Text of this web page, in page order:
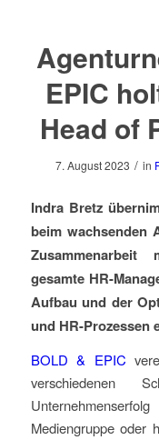
EPIC
Head of
7. August 2023 / in
Indra Bretz
beim wachsenden
gesamte HR-
Aufbau und der
und HR-Prozessen
BOLD & EPIC
verschiedenen
Mediengruppe oder